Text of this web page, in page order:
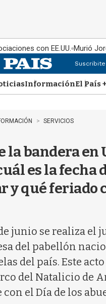
con EE.UU. Murió
Suscribite
InformaciónEl País +
SERVICIOS
la bandera en
es la fecha
y qué feriado
junio se realiza el
del pabellón
del país. Este
del Natalicio de
el Día de los